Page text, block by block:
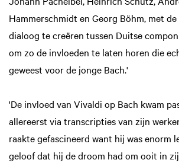
Hammerschmidt en Georg Böhm, met
dialoog te creëren tussen Duitse
om zo de invloeden te laten horen die
geweest voor de jonge Bach.'
'De invloed van Vivaldi op Bach kwam
allereerst via transcripties van zijn
raakte gefascineerd want hij was enorm
geloof dat hij de droom had om ooit in